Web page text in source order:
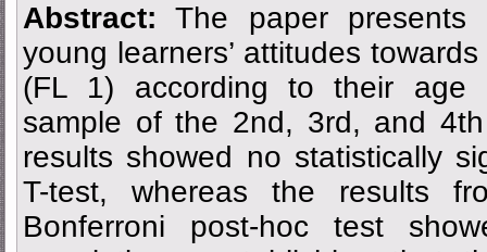
Abstract: The paper presents
young learners’ attitudes
(FL 1) according to their age
sample of the 2nd, 3rd, and
results showed no statistically
T-test, whereas the results
Bonferroni post-hoc test